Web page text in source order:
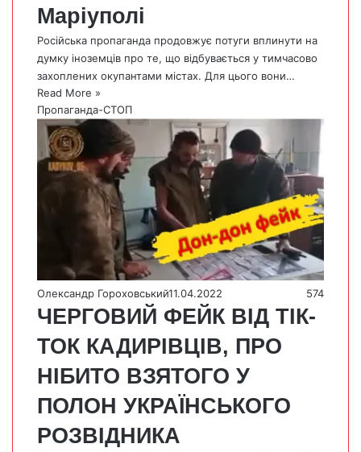
Маріуполі
Російська пропаганда продовжує потуги вплинути на
думку іноземців про те, що відбувається у тимчасово
захоплених окупантами містах. Для цього вони…
Read More »
Пропаганда-СТОП
Олександр Гороховський11.04.2022 574
ЧЕРГОВИЙ ФЕЙК ВІД ТІК-
ТОК КАДИРІВЦІВ, ПРО
НІБИТО ВЗЯТОГО У
ПОЛОН УКРАЇНСЬКОГО
РОЗВІДНИКА